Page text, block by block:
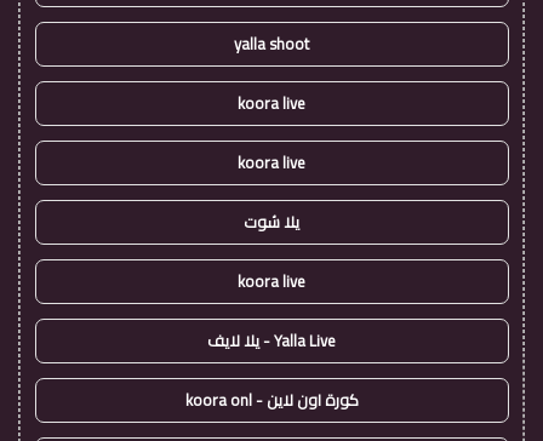
yalla shoot
koora live
koora live
يلا شوت
koora live
Yalla Live - يلا لايف
كورة اون لاين - koora onl